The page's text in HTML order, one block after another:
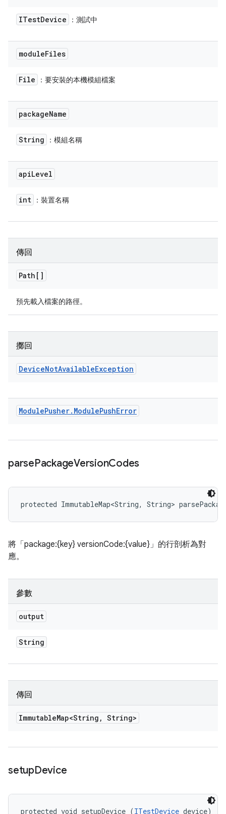
ITestDevice ：測試中
moduleFiles
File ：要安裝的本機模組檔案
packageName
String ：模組名稱
apiLevel
int ：裝置名稱
傳回
Path[]
預先載入檔案的路徑。
擲回
DeviceNotAvailableException
ModulePusher. ModulePushError
parsePackageVersionCodes
protected ImmutableMap<String, String>
將「package:{key} versionCode:{value}」的行剖析為對
應。
參數
output
String
傳回
ImmutableMap<String , String>
setupDevice
protected void setupDevice (ITestDevice device)